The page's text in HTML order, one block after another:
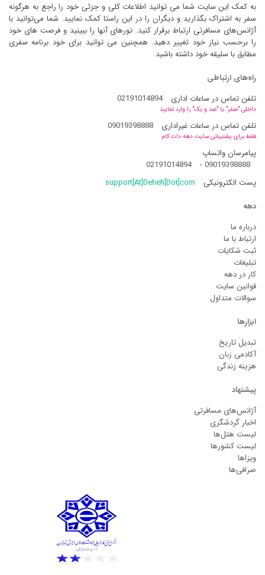
به کمک این سایت شما می توانید اطلاعات کلی و جزئی خود را راجع به هرگونه
سفر به اشتراک بگذارید و دیگران را در این راستا کمک نمایید. شما می‌توانید با
آژانس‌های مسافرتی ارتباط برقرار کنید. تورهای آنها را ببینید و فرصت های خود
را برحسب نیاز خود تغییر دهید. همچنین می توانید برای خود برنامه سفری
مطابق با سلیقه خود داشته باشید.
راه‌های ارتباطی
تلفن تماس در ساعات اداری
02191014894
داخلی "صفر" یا "صد و یک" را وارد نمایید
تلفن تماس در ساعات غیراداری 09019398888
فقط برای پشتیبانی سایت دهه دات کام
پیامرسان واتساپ
09019398888
-
02191014894
پست الکترونیکی
support[At]Deheh[Dot]com
دهه
درباره ما
ارتباط با ما
ثبت شکایات
تبلیغات
کار در دهه
قوانین سایت
سوالات متداول
ابزارها
تبدیل تاریخ
آکادمی زبان
هزینه زندگی
پیشنهاد
آژانس‌های مسافرتی
اخبار گردشگری
لیست هتل‌ها
لیست کشورها
ویزاها
صرافی‌ها